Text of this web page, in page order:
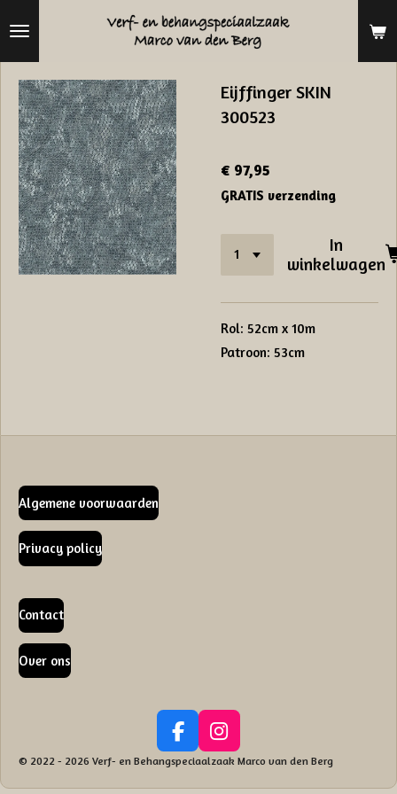
de
hoofdinhoud
Eijffinger SKIN
300523
€ 97,95
GRATIS verzending
In
winkelwagen
Rol: 52cm x 10m
Patroon: 53cm
Algemene voorwaarden
Privacy policy
Contact
Over ons
F
a
I
n
© 2022 - 2026 Verf- en Behangspeciaalzaak Marco van den Berg